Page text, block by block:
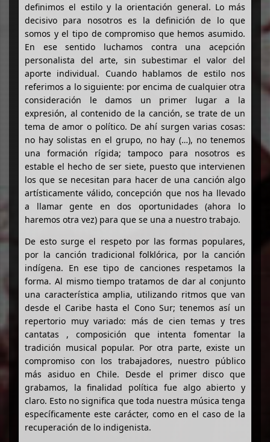
definimos el estilo y la orientación general. Lo más
decisivo para nosotros es la definición de lo que
somos y el tipo de compromiso que hemos asumido.
En ese sentido luchamos contra una acepción
personalista del arte, sin subestimar el valor del
aporte individual. Cuando hablamos de estilo nos
referimos a lo siguiente: por encima de cualquier otra
consideración le damos un primer lugar a la
expresión, al contenido de la canción, se trate de un
tema de amor o político. De ahí surgen varias cosas:
no hay solistas en el grupo, no hay (…), no tenemos
una formación rígida; tampoco para nosotros es
estable el hecho de ser siete, puesto que intervienen
los que se necesitan para hacer de una canción algo
artísticamente válido, concepción que nos ha llevado
a llamar gente en dos oportunidades (ahora lo
haremos otra vez) para que se una a nuestro trabajo.
De esto surge el respeto por las formas populares,
por la canción tradicional folklórica, por la canción
indígena. En ese tipo de canciones respetamos la
forma. Al mismo tiempo tratamos de dar al conjunto
una característica amplia, utilizando ritmos que van
desde el Caribe hasta el Cono Sur; tenemos así un
repertorio muy variado: más de cien temas y tres
cantatas , composición que intenta fomentar la
tradición musical popular. Por otra parte, existe un
compromiso con los trabajadores, nuestro público
más asiduo en Chile. Desde el primer disco que
grabamos, la finalidad política fue algo abierto y
claro. Esto no significa que toda nuestra música tenga
específicamente este carácter, como en el caso de la
recuperación de lo indigenista.